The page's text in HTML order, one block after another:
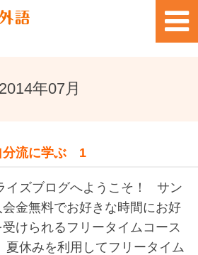
2014年07月
分流に学ぶ 1
イズブログへようこそ！ サン
金無料でお好きな時間にお好
けられるフリータイムコース
夏休みを利用してフリータイム